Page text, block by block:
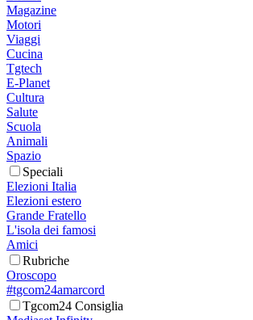
Magazine
Motori
Viaggi
Cucina
Tgtech
E-Planet
Cultura
Salute
Scuola
Animali
Spazio
Speciali
Elezioni Italia
Elezioni estero
Grande Fratello
L'isola dei famosi
Amici
Rubriche
Oroscopo
#tgcom24amarcord
Tgcom24 Consiglia